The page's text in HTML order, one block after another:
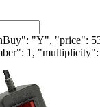
"Y", "price":
1,